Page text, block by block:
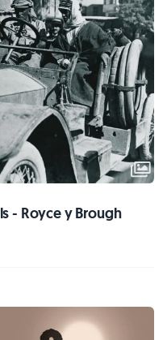
- Royce y Brough